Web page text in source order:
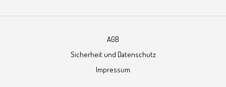
AGB
Sicherheit und Datenschutz
Impressum